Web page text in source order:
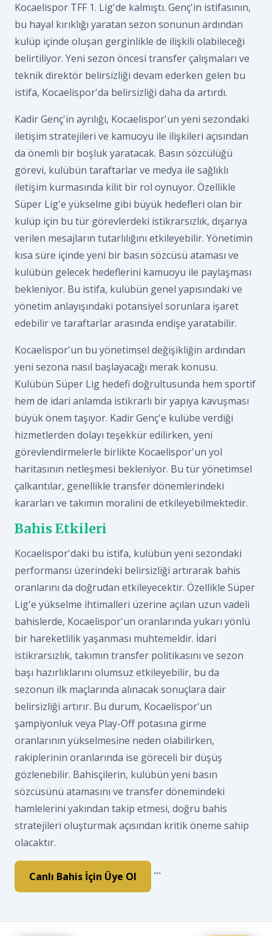
Kocaelispor TFF 1. Lig'de kalmıştı. Genç'in istifasının,
bu hayal kırıklığı yaratan sezon sonunun ardından
kulüp içinde oluşan gerginlikle de ilişkili olabileceği
belirtiliyor. Yeni sezon öncesi transfer çalışmaları ve
teknik direktör belirsizliği devam ederken gelen bu
istifa, Kocaelispor'da belirsizliği daha da artırdı.
Kadir Genç'in ayrılığı, Kocaelispor'un yeni sezondaki
iletişim stratejileri ve kamuoyu ile ilişkileri açısından
da önemli bir boşluk yaratacak. Basın sözcülüğü
görevi, kulübün taraftarlar ve medya ile sağlıklı
iletişim kurmasında kilit bir rol oynuyor. Özellikle
Süper Lig'e yükselme gibi büyük hedefleri olan bir
kulüp için bu tür görevlerdeki istikrarsızlık, dışarıya
verilen mesajların tutarlılığını etkileyebilir. Yönetimin
kısa süre içinde yeni bir basın sözcüsü ataması ve
kulübün gelecek hedeflerini kamuoyu ile paylaşması
bekleniyor. Bu istifa, kulübün genel yapısındaki ve
yönetim anlayışındaki potansiyel sorunlara işaret
edebilir ve taraftarlar arasında endişe yaratabilir.
Kocaelispor'un bu yönetimsel değişikliğin ardından
yeni sezona nasıl başlayacağı merak konusu.
Kulübün Süper Lig hedefi doğrultusunda hem sportif
hem de idari anlamda istikrarlı bir yapıya kavuşması
büyük önem taşıyor. Kadir Genç'e kulübe verdiği
hizmetlerden dolayı teşekkür edilirken, yeni
görevlendirmelerle birlikte Kocaelispor'un yol
haritasının netleşmesi bekleniyor. Bu tür yönetimsel
çalkantılar, genellikle transfer dönemlerindeki
kararları ve takımın moralini de etkileyebilmektedir.
Bahis Etkileri
Kocaelispor'daki bu istifa, kulübün yeni sezondaki
performansı üzerindeki belirsizliği artırarak bahis
oranlarını da doğrudan etkileyecektir. Özellikle Süper
Lig'e yükselme ihtimalleri üzerine açılan uzun vadeli
bahislerde, Kocaelispor'un oranlarında yukarı yönlü
bir hareketlilik yaşanması muhtemeldir. İdari
istikrarsızlık, takımın transfer politikasını ve sezon
başı hazırlıklarını olumsuz etkileyebilir, bu da
sezonun ilk maçlarında alınacak sonuçlara dair
belirsizliği artırır. Bu durum, Kocaelispor'un
şampiyonluk veya Play-Off potasına girme
oranlarının yükselmesine neden olabilirken,
rakiplerinin oranlarında ise göreceli bir düşüş
gözlenebilir. Bahisçilerin, kulübün yeni basın
sözcüsünü atamasını ve transfer dönemindeki
hamlelerini yakından takip etmesi, doğru bahis
stratejileri oluşturmak açısından kritik öneme sahip
olacaktır.
Canlı Bahis İçin Üye Ol ```